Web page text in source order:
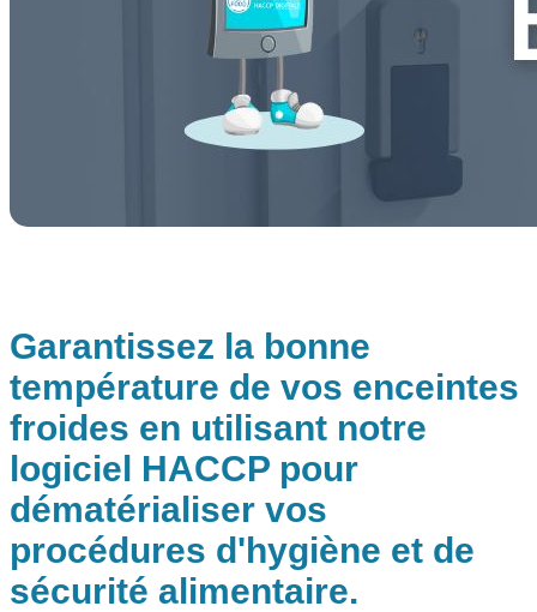
Garantissez la bonne
température de vos enceintes
froides en utilisant notre
logiciel HACCP pour
dématérialiser vos
procédures d'hygiène et de
sécurité alimentaire.